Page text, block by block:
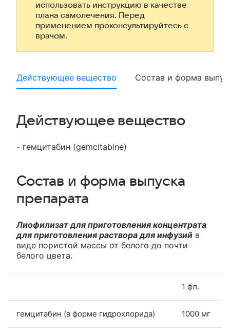
использовать инструкцию в качестве
плана самолечения. Перед
применением проконсультируйтесь с
врачом.
Действующее вещество Состав и форма
Действующее вещество
- гемцитабин (gemcitabine)
Состав и форма выпуска
препарата
Лиофилизат для приготовления концентрата
для приготовления раствора для инфузий в
виде пористой массы от белого до почти
белого цвета.
1 фл.
гемцитабин (в форме гидрохлорида) 1000 мг